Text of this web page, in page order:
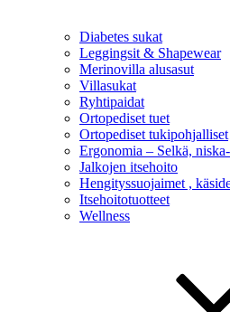
Diabetes sukat
Leggingsit & Shapewear
Merinovilla alusasut
Villasukat
Ryhtipaidat
Ortopediset tuet
Ortopediset tukipohjalliset
Ergonomia – Selkä,
Jalkojen itsehoito
Hengityssuojaimet ,
Itsehoitotuotteet
Wellness